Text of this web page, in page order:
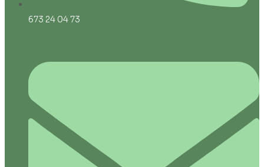
673 24 04 73